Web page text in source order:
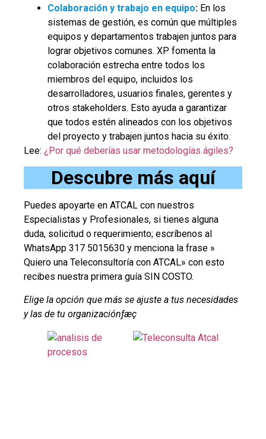
Colaboración y trabajo en equipo: En los
sistemas de gestión, es común que múltiples
equipos y departamentos trabajen juntos para
lograr objetivos comunes. XP fomenta la
colaboración estrecha entre todos los
miembros del equipo, incluidos los
desarrolladores, usuarios finales, gerentes y
otros stakeholders. Esto ayuda a garantizar
que todos estén alineados con los objetivos
del proyecto y trabajen juntos hacia su éxito.
Lee: ¿Por qué deberías usar metodologías ágiles?
Descubre más aquí
Puedes apoyarte en ATCAL con nuestros
Especialistas y Profesionales, si tienes alguna
duda, solicitud o requerimiento; escríbenos al
WhatsApp 317 5015630 y menciona la frase »
Quiero una Teleconsultoría con ATCAL» con esto
recibes nuestra primera guía SIN COSTO.
Elige la opción que más se ajuste a tus necesidades
y las de tu organización­ƒæç